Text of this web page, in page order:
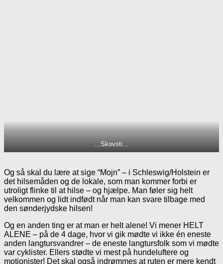
…Skovsti…
Og så skal du lære at sige “Mojn” – i Schleswig/Holstein er
det hilsemåden og de lokale, som man kommer forbi er
utroligt flinke til at hilse – og hjælpe. Man føler sig helt
velkommen og lidt indfødt når man kan svare tilbage med
den sønderjydske hilsen!
Og en anden ting er at man er helt alene! Vi mener HELT
ALENE – på de 4 dage, hvor vi gik mødte vi ikke én eneste
anden langtursvandrer – de eneste langtursfolk som vi mødte
var cyklister. Ellers stødte vi mest på hundeluftere og
motionister! Det skal også indrømmes at ruten er mere kendt